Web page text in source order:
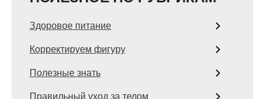
Здоровое питание
Корректируем фигуру
Полезные знать